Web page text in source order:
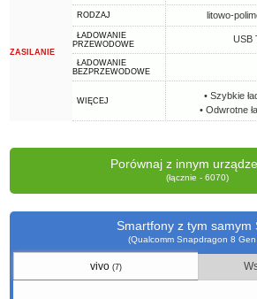
ZASILANIE
RODZAJ litowo-
ŁADOWANIE
PRZEWODOWE
USB
ŁADOWANIE
BEZPRZEWODOWE
WIĘCEJ
• Szybkie
• Odwrotne
Porównaj z innym
(łącznie - 6070)
Smartfony z tym samym
(Qualcomm Snapdragon 8
vivo(7)